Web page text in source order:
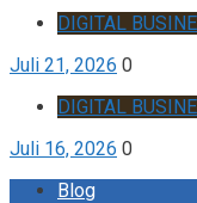
DIGITAL
Juli 21, 2026 0
DIGITAL
Juli 16, 2026 0
Blog